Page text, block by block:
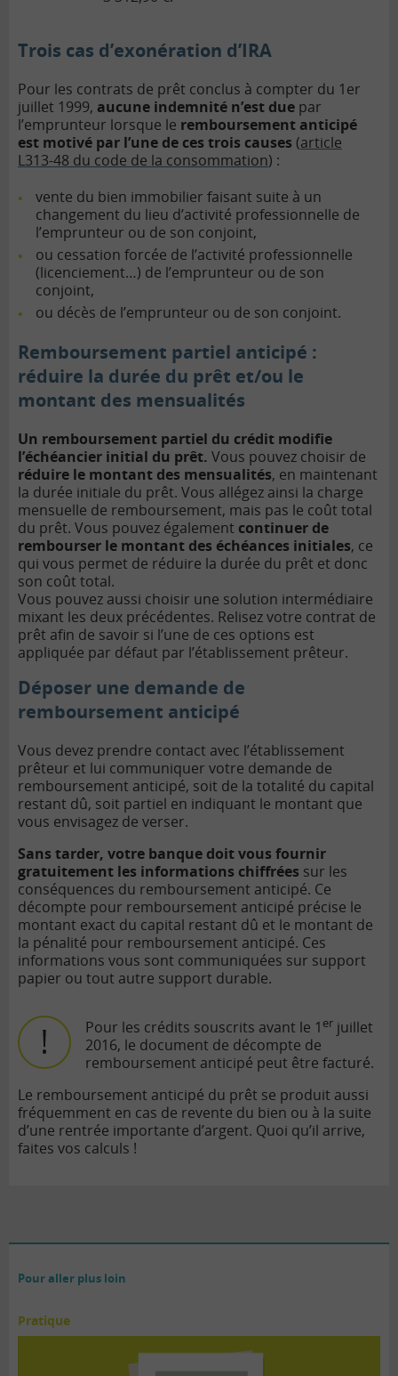
Trois cas d’exonération d’IRA
Pour les contrats de prêt conclus à compter du 1er
juillet 1999, aucune indemnité n’est due par
l’emprunteur lorsque le remboursement anticipé
est motivé par l’une de ces trois causes (article
L313-48 du code de la consommation) :
vente du bien immobilier faisant suite à un
changement du lieu d’activité professionnelle de
l’emprunteur ou de son conjoint,
ou cessation forcée de l’activité professionnelle
(licenciement…) de l’emprunteur ou de son
conjoint,
ou décès de l’emprunteur ou de son conjoint.
Remboursement partiel anticipé :
réduire la durée du prêt et/ou le
montant des mensualités
Un remboursement partiel du crédit modifie
l’échéancier initial du prêt. Vous pouvez choisir de
réduire le montant des mensualités, en maintenant
la durée initiale du prêt. Vous allégez ainsi la charge
mensuelle de remboursement, mais pas le coût total
du prêt. Vous pouvez également continuer de
rembourser le montant des échéances initiales, ce
qui vous permet de réduire la durée du prêt et donc
son coût total.
Vous pouvez aussi choisir une solution intermédiaire
mixant les deux précédentes. Relisez votre contrat de
prêt afin de savoir si l’une de ces options est
appliquée par défaut par l’établissement prêteur.
Déposer une demande de
remboursement anticipé
Vous devez prendre contact avec l’établissement
prêteur et lui communiquer votre demande de
remboursement anticipé, soit de la totalité du capital
restant dû, soit partiel en indiquant le montant que
vous envisagez de verser.
Sans tarder, votre banque doit vous fournir
gratuitement les informations chiffrées sur les
conséquences du remboursement anticipé. Ce
décompte pour remboursement anticipé précise le
montant exact du capital restant dû et le montant de
la pénalité pour remboursement anticipé. Ces
informations vous sont communiquées sur support
papier ou tout autre support durable.
Pour les crédits souscrits avant le 1 er juillet
2016, le document de décompte de
remboursement anticipé peut être facturé.
Le remboursement anticipé du prêt se produit aussi
fréquemment en cas de revente du bien ou à la suite
d’une rentrée importante d’argent. Quoi qu’il arrive,
faites vos calculs !
Pour aller plus loin
Pratique